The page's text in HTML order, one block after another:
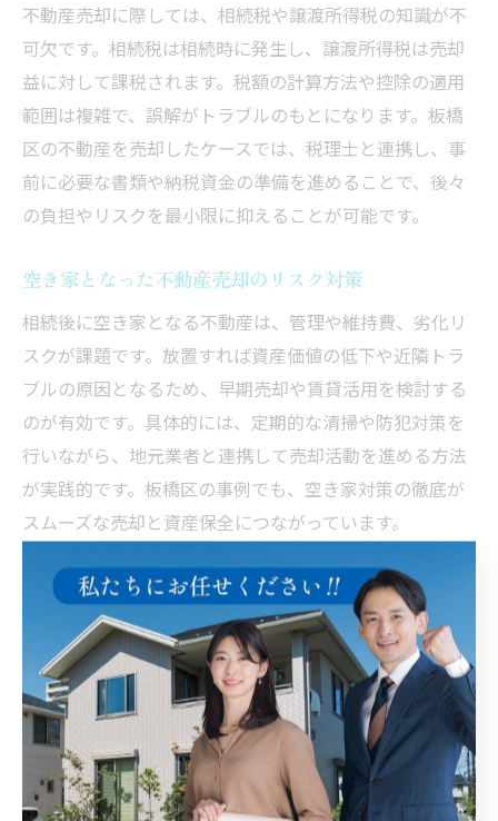
不動産売却に際しては、相続税や譲渡所得税の知識が不
可欠です。相続税は相続時に発生し、譲渡所得税は売却
益に対して課税されます。税額の計算方法や控除の適用
範囲は複雑で、誤解がトラブルのもとになります。板橋
区の不動産を売却したケースでは、税理士と連携し、事
前に必要な書類や納税資金の準備を進めることで、後々
の負担やリスクを最小限に抑えることが可能です。
空き家となった不動産売却のリスク対策
相続後に空き家となる不動産は、管理や維持費、劣化リ
スクが課題です。放置すれば資産価値の低下や近隣トラ
ブルの原因となるため、早期売却や賃貸活用を検討する
のが有効です。具体的には、定期的な清掃や防犯対策を
行いながら、地元業者と連携して売却活動を進める方法
が実践的です。板橋区の事例でも、空き家対策の徹底が
スムーズな売却と資産保全につながっています。
相続した不動産の活用方法と選択肢を整理
相続した不動産の活用方法は、売却だけでなく賃貸や自
主管理など多岐にわたります。各選択肢にはメリット・
デメリットがあり、状況に応じた判断が重要です。例え
ば、板橋区での活用事例では、賃貸運用による収益化
や、売却による現金化が選ばれることが多いです。目的
や相続人の希望、将来の資産形成を踏まえ、専門家と相